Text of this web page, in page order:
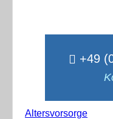
+49
Altersvorsorge